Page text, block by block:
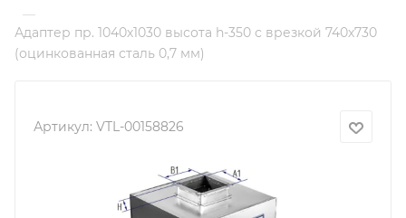
—
Адаптер пр. 1040х1030 высота h-350 с врезкой 740х730
(оцинкованная сталь 0,7 мм)
Артикул: VTL-00158826